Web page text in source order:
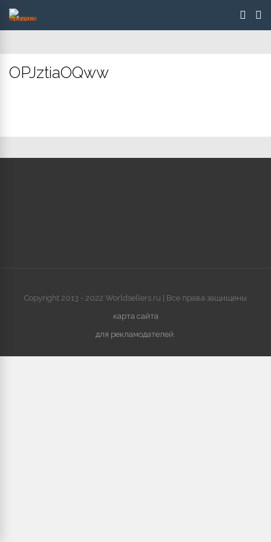
OPJztiaOQww
Copyright 2013 - 2022 Worldsellers.ru | Все права защищены
карта сайта
для рекламодателей